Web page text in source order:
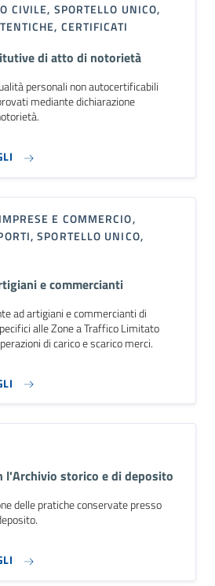
CIVILE, SPORTELLO UNICO,
CERTIFICATI
di atto di notorietà
personali non autocertificabili
mediante dichiarazione
E COMMERCIO,
SPORTELLO UNICO,
e commercianti
ad artigiani e commercianti di
alle Zone a Traffico Limitato
di carico e scarico merci.
l'Archivio storico e di deposito
delle pratiche conservate presso